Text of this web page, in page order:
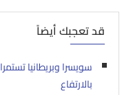
قد تعجبك أيضاً
سويسرا وبريطانيا
بالارتفاع